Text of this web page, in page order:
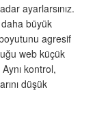
ayarlarsınız.
büyük
agresif
web küçük
kontrol,
düşük